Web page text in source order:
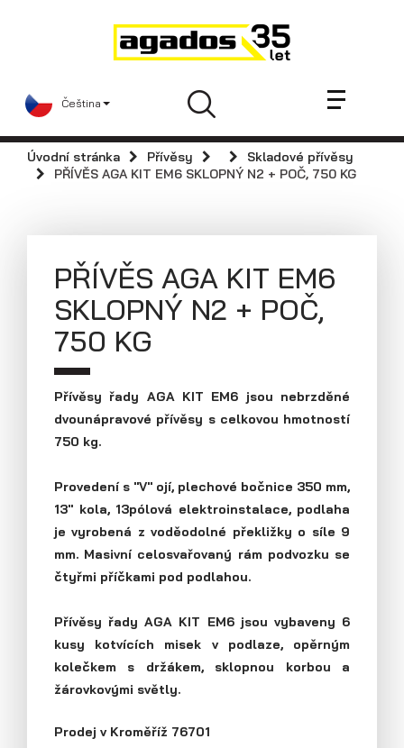
Čeština
Novinky a články
Prodejci
Kontakt
Videa
Náhradní díly
Servis
Skladové přívěsy
Praktické informace
Kariéra
Navštivte nás
Průmyslová 2081, 594 01 Velké Meziříčí
Tel: +420 566 653 311
E-mail: obchod@agados.cz
Sledujte nás
AGA KIT
Přívěsy s koly vedle ložné plochy
Úvodní stránka Přívěsy
Skladové přívěsy
PŘÍVĚS AGA KIT EM6 SKLOPNÝ N2 + POČ, 750 KG
PŘÍVĚS AGA KIT EM6
SKLOPNÝ N2 + POČ,
750 KG
Přívěsy řady AGA KIT EM6 jsou nebrzděné
dvounápravové přívěsy s celkovou hmotností
750 kg.
Provedení s "V" ojí, plechové bočnice 350 mm,
13" kola, 13pólová elektroinstalace, podlaha
je vyrobená z voděodolné překližky o síle 9
mm. Masivní celosvařovaný rám podvozku se
čtyřmi příčkami pod podlahou.
Přívěsy řady AGA KIT EM6 jsou vybaveny 6
kusy kotvících misek v podlaze, opěrným
kolečkem s držákem, sklopnou korbou a
žárovkovými světly.
Prodej v Kroměříž 76701